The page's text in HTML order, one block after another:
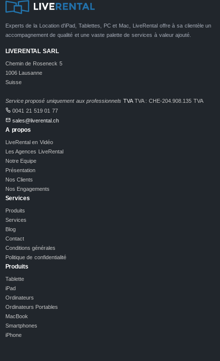
Experts de la Location d'iPad, Tablettes, PC et Mac, LiveRental offre à sa clientèle un
accompagnement de qualité et une vaste palette de services à valeur ajouté.
LIVERENTAL SARL
Chemin de Roseneck 5
1006 Lausanne
Suisse
Service proposé uniquement aux professionnels TVATVA : CHE-204.908.135 TVA
0041 21 519 01 77
sales@liverental.ch
A propos
LiveRental en Vidéo
Les Agences LiveRental
Notre Equipe
Présentation
Nos Clients
Nos Engagements
Services
Produits
Services
Blog
Contact
Conditions générales
Politique de confidentialité
Produits
Tablette
iPad
Ordinateurs
Ordinateurs Portables
MacBook
Smartphones
iPhone